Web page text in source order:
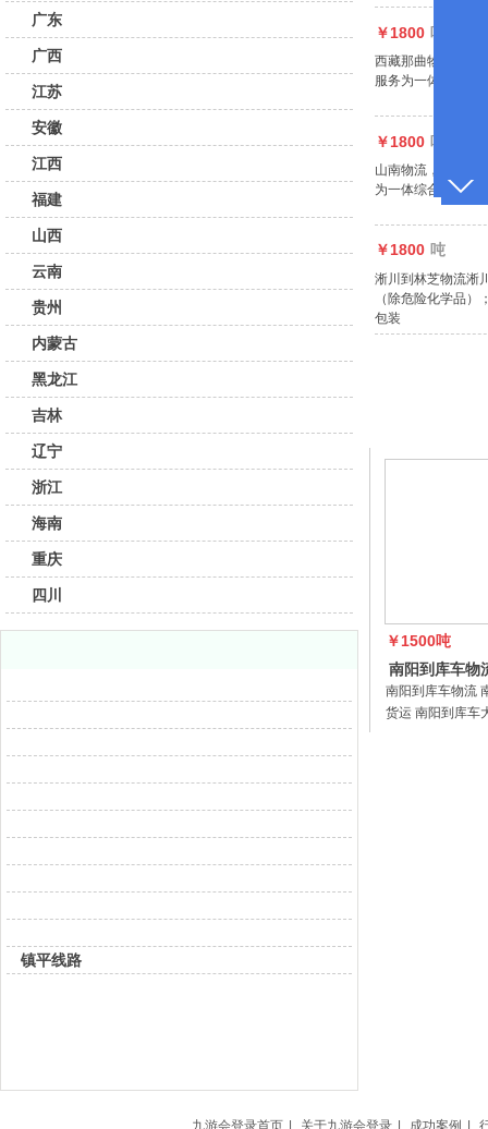
广东
广西
江苏
安徽
江西
福建
山西
云南
贵州
内蒙古
黑龙江
吉林
辽宁
浙江
海南
重庆
四川
镇平线路
￥1800 吨
西藏那曲物流，南
服务为一体综合性
￥1800 吨
山南物流，南阳物
为一体综合性物流
￥1800 吨
淅川到林芝物流淅
（除危险化学品
包装
￥1500吨
南阳到库车物
库车运输
南阳到库车物流
货运 南阳到库车
输 西峡到石嘴山
九游会登录首页 关于九游会登录 成功案例